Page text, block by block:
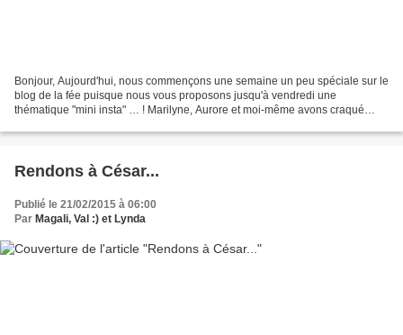
Bonjour, Aujourd'hui, nous commençons une semaine un peu spéciale sur le
blog de la fée puisque nous vous proposons jusqu'à vendredi une
thématique "mini insta" … ! Marilyne, Aurore et moi-même avons craqué
Rendons à César...
Publié le 21/02/2015 à 06:00
Par Magali, Val :) et Lynda